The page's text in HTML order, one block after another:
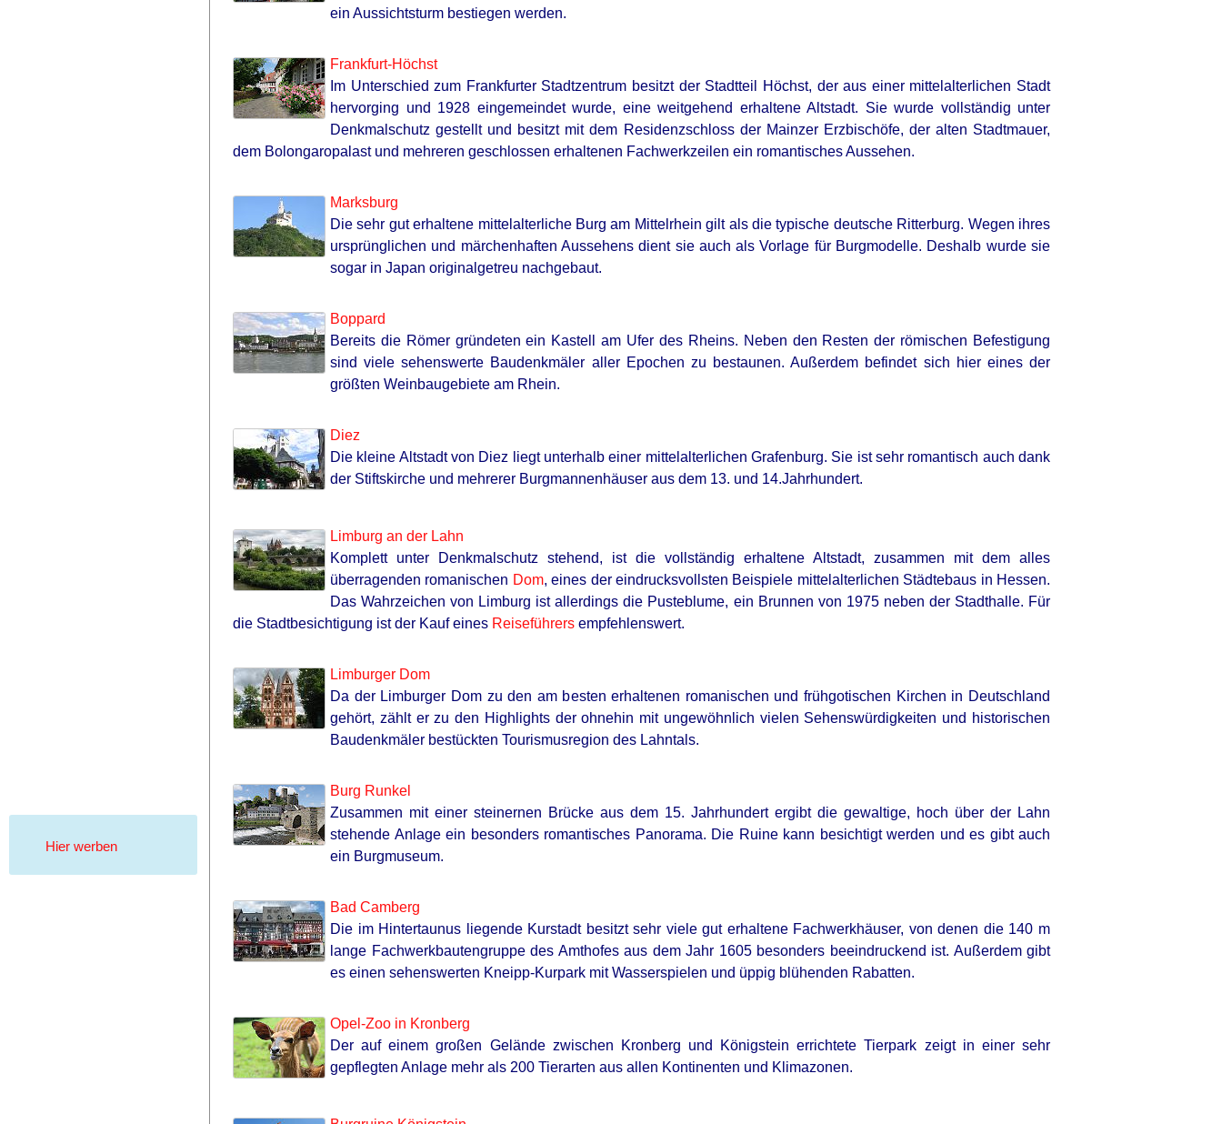
ein Aussichtsturm bestiegen werden.
Frankfurt-Höchst
Im Unterschied zum Frankfurter Stadtzentrum besitzt der Stadtteil Höchst, der aus einer mittelalterlichen Stadt
hervorging und 1928 eingemeindet wurde, eine weitgehend erhaltene Altstadt. Sie wurde vollständig unter
Denkmalschutz gestellt und besitzt mit dem Residenzschloss der Mainzer Erzbischöfe, der alten Stadtmauer,
dem Bolongaropalast und mehreren geschlossen erhaltenen Fachwerkzeilen ein romantisches Aussehen.
Marksburg
Die sehr gut erhaltene mittelalterliche Burg am Mittelrhein gilt als die typische deutsche Ritterburg. Wegen ihres
ursprünglichen und märchenhaften Aussehens dient sie auch als Vorlage für Burgmodelle. Deshalb wurde sie
sogar in Japan originalgetreu nachgebaut.
Boppard
Bereits die Römer gründeten ein Kastell am Ufer des Rheins. Neben den Resten der römischen Befestigung
sind viele sehenswerte Baudenkmäler aller Epochen zu bestaunen. Außerdem befindet sich hier eines der
größten Weinbaugebiete am Rhein.
Diez
Die kleine Altstadt von Diez liegt unterhalb einer mittelalterlichen Grafenburg. Sie ist sehr romantisch auch dank
der Stiftskirche und mehrerer Burgmannenhäuser aus dem 13. und 14.Jahrhundert.
Limburg an der Lahn
Komplett unter Denkmalschutz stehend, ist die vollständig erhaltene Altstadt, zusammen mit dem alles
überragenden romanischen Dom, eines der eindrucksvollsten Beispiele mittelalterlichen Städtebaus in Hessen.
Das Wahrzeichen von Limburg ist allerdings die Pusteblume, ein Brunnen von 1975 neben der Stadthalle. Für
die Stadtbesichtigung ist der Kauf eines Reiseführers empfehlenswert.
Limburger Dom
Da der Limburger Dom zu den am besten erhaltenen romanischen und frühgotischen Kirchen in Deutschland
gehört, zählt er zu den Highlights der ohnehin mit ungewöhnlich vielen Sehenswürdigkeiten und historischen
Baudenkmäler bestückten Tourismusregion des Lahntals.
Burg Runkel
Zusammen mit einer steinernen Brücke aus dem 15. Jahrhundert ergibt die gewaltige, hoch über der Lahn
stehende Anlage ein besonders romantisches Panorama. Die Ruine kann besichtigt werden und es gibt auch
ein Burgmuseum.
Bad Camberg
Die im Hintertaunus liegende Kurstadt besitzt sehr viele gut erhaltene Fachwerkhäuser, von denen die 140 m
lange Fachwerkbautengruppe des Amthofes aus dem Jahr 1605 besonders beeindruckend ist. Außerdem gibt
es einen sehenswerten Kneipp-Kurpark mit Wasserspielen und üppig blühenden Rabatten.
Opel-Zoo in Kronberg
Der auf einem großen Gelände zwischen Kronberg und Königstein errichtete Tierpark zeigt in einer sehr
gepflegten Anlage mehr als 200 Tierarten aus allen Kontinenten und Klimazonen.
Hier werben
Men Are Ditching $80 Viagra For This 87¢ Blue Pill
BRAINBERRIES
Will You Survive? 10 Things To Keep In Your Emergency Kit
Single In Columbus? So Are Plenty Of
Farmers Nearby
GLYCOGEN SUPPORT
Columbus Adults Are Quietly Fixing
Blood Sugar Crashes With This
NEUROMIND PRO
Japan's Greatest Doctors Say Memory
She Asked About Saturday Night. He Said He'd Be Up At
HABERION
Nicole Kidman Finally Admits What We All Suspected
Easily Recognize
Swear By It!